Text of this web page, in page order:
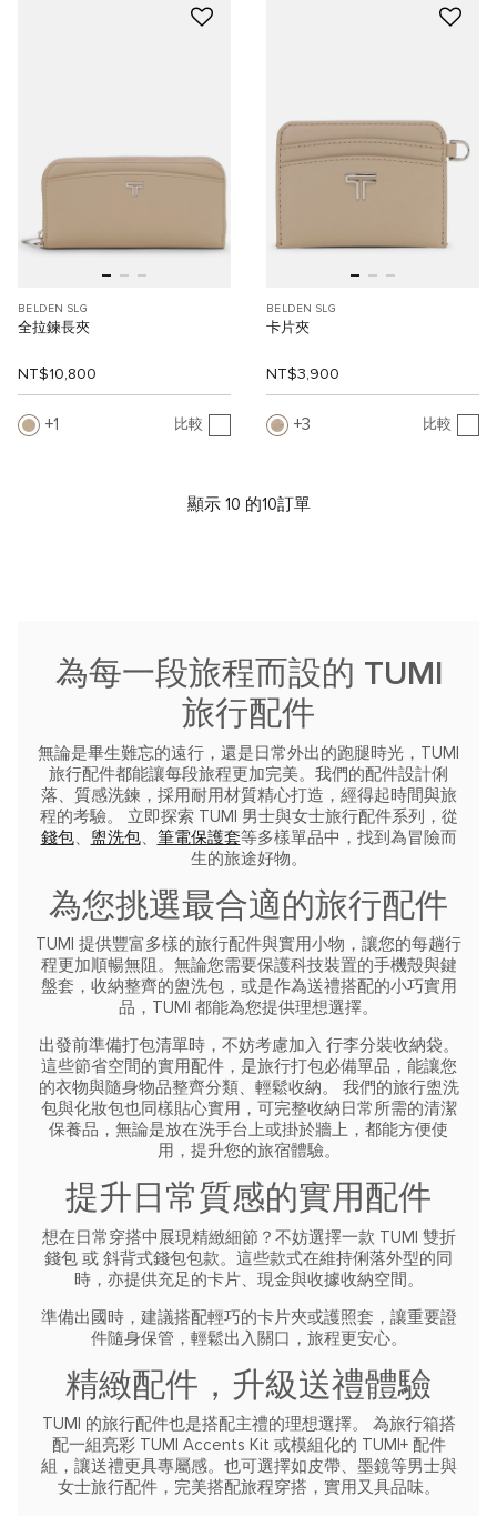
BELDEN SLG
全拉鍊長夾
NT$10,800
1 比較
BELDEN SLG
卡片夾
NT$3,900
3 比較
顯示 10 的10訂單
為每一段旅程而設的 TUMI
旅行配件
無論是畢生難忘的遠行，還是日常外出的跑腿時光，TUMI
旅行配件都能讓每段旅程更加完美。我們的配件設計俐
落、質感洗鍊，採用耐用材質精心打造，經得起時間與旅
程的考驗。
立即探索 TUMI 男士與女士旅行配件系列，從
錢包、 盥洗包、 筆電保護套等多樣單品中，找到為冒險而
生的旅途好物。
為您挑選最合適的旅行配件
TUMI 提供豐富多樣的旅行配件與實用小物，讓您的每趟行
程更加順暢無阻。無論您需要保護科技裝置的手機殼與鍵
盤套，收納整齊的盥洗包，或是作為送禮搭配的小巧實用
品，TUMI 都能為您提供理想選擇。
出發前準備打包清單時，不妨考慮加入 行李分裝收納袋。
這些節省空間的實用配件，是旅行打包必備單品，能讓您
的衣物與隨身物品整齊分類、輕鬆收納。
我們的旅行盥洗
包與化妝包也同樣貼心實用，可完整收納日常所需的清潔
保養品，無論是放在洗手台上或掛於牆上，都能方便使
用，提升您的旅宿體驗。
提升日常質感的實用配件
想在日常穿搭中展現精緻細節？不妨選擇一款 TUMI 雙折
錢包 或 斜背式錢包包款。這些款式在維持俐落外型的同
時，亦提供充足的卡片、現金與收據收納空間。
準備出國時，建議搭配輕巧的卡片夾或護照套，讓重要證
件隨身保管，輕鬆出入關口，旅程更安心。
精緻配件，升級送禮體驗
TUMI 的旅行配件也是搭配主禮的理想選擇。
為旅行箱搭
配一組亮彩 TUMI Accents Kit 或模組化的 TUMI+ 配件
組，讓送禮更具專屬感。也可選擇如皮帶、墨鏡等男士與
女士旅行配件，完美搭配旅程穿搭，實用又具品味。